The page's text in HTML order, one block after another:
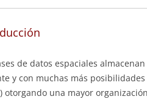
de datos espaciales
y con muchas más
otorgando una mayor